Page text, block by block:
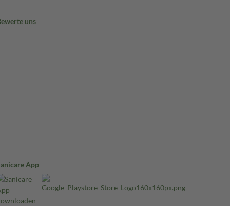
uns
App